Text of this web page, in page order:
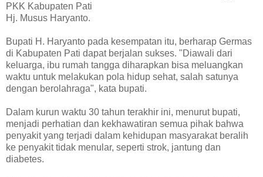
PKK Kabupaten Pati
Hj. Musus Haryanto.
Bupati H. Haryanto pada kesempatan itu, berharap Germas
di Kabupaten Pati dapat berjalan sukses. "Diawali dari
keluarga, ibu rumah tangga diharapkan bisa meluangkan
waktu untuk melakukan pola hidup sehat, salah satunya
dengan berolahraga", kata bupati.
Dalam kurun waktu 30 tahun terakhir ini, menurut bupati,
menjadi perhatian dan kekhawatiran semua pihak bahwa
penyakit yang terjadi dalam kehidupan masyarakat beralih
ke penyakit tidak menular, seperti strok, jantung dan
diabetes.